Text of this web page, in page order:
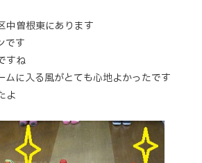
中曽根東にあります
です
すね
ムに入る風がとても心地よかったです
よ